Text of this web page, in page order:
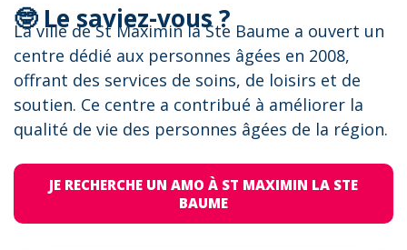
🤓 Le saviez-vous ?
La ville de St Maximin la Ste Baume a ouvert un
centre dédié aux personnes âgées en 2008,
offrant des services de soins, de loisirs et de
soutien. Ce centre a contribué à améliorer la
qualité de vie des personnes âgées de la région.
JE RECHERCHE UN AMO À ST MAXIMIN LA STE
BAUME